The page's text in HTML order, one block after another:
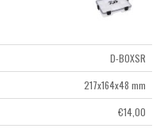
D-BOXSR
217x164x48 mm
€14,00